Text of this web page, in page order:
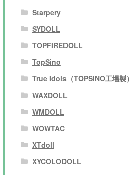
Starpery
SYDOLL
TOPFIREDOLL
TopSino
True Idols（TOPSINO工場製）
WAXDOLL
WMDOLL
WOWTAC
XTdoll
XYCOLODOLL